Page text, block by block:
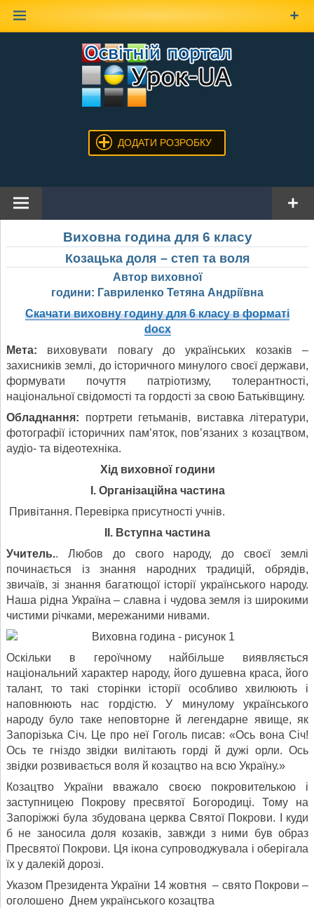
ДОДАТИ РОЗРОБКУ
Виховна година для 6 класу
Козацька доля – степ та воля
Автор виховної
години: Гавриленко Тетяна Андріївна
Скачати виховну годину для 6 класу в форматі
docx
Мета: виховувати повагу до українських козаків –
захисників землі, до історичного минулого своєї держави,
формувати почуття патріотизму, толерантності,
національної свідомості та гордості за свою Батьківщину.
Обладнання: портрети гетьманів, виставка літератури,
фотографії історичних пам’яток, пов’язаних з козацтвом,
аудіо- та відеотехніка.
Хід виховної години
І. Організаційна частина
Привітання. Перевірка присутності учнів.
ІІ. Вступна частина
Учитель.. Любов до свого народу, до своєї землі
починається із знання народних традицій, обрядів,
звичаїв, зі знання багатющої історії українського народу.
Наша рідна Україна – славна і чудова земля із широкими
чистими річками, мережаними нивами.
Оскільки в героїчному найбільше виявляється
національний характер народу, його душевна краса, його
талант, то такі сторінки історії особливо хвилюють і
наповнюють нас гордістю. У минулому українського
народу було таке неповторне й легендарне явище, як
Запорізька Січ. Це про неї Гоголь писав: «Ось вона Січ!
Ось те гніздо звідки вилітають горді й дужі орли. Ось
звідки розвивається воля й козацтво на всю Україну.»
Козацтво України вважало своєю покровителькою і
заступницею Покрову пресвятої Богородиці. Тому на
Запоріжжі була збудована церква Святої Покрови. І куди
б не заносила доля козаків, завжди з ними був образ
Пресвятої Покрови. Ця ікона супроводжувала і оберігала
їх у далекій дорозі.
Указом Президента України 14 жовтня – свято Покрови –
оголошено Днем українського козацтва